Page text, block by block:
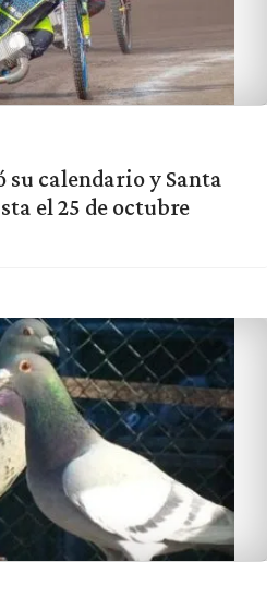
calendario y Santa
el 25 de octubre